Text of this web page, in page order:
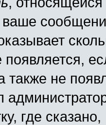
ваше
также не
где